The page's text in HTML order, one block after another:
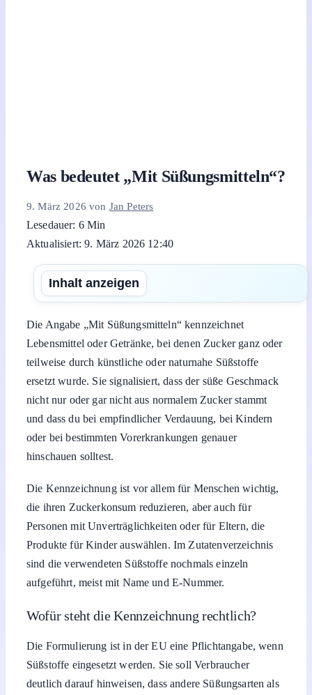
Was bedeutet „Mit Süßungsmitteln“?
9. März 2026 von Jan Peters
Lesedauer: 6 Min
Aktualisiert: 9. März 2026 12:40
Inhalt anzeigen
Die Angabe „Mit Süßungsmitteln“ kennzeichnet
Lebensmittel oder Getränke, bei denen Zucker ganz oder
teilweise durch künstliche oder naturnahe Süßstoffe
ersetzt wurde. Sie signalisiert, dass der süße Geschmack
nicht nur oder gar nicht aus normalem Zucker stammt
und dass du bei empfindlicher Verdauung, bei Kindern
oder bei bestimmten Vorerkrankungen genauer
hinschauen solltest.
Die Kennzeichnung ist vor allem für Menschen wichtig,
die ihren Zuckerkonsum reduzieren, aber auch für
Personen mit Unverträglichkeiten oder für Eltern, die
Produkte für Kinder auswählen. Im Zutatenverzeichnis
sind die verwendeten Süßstoffe nochmals einzeln
aufgeführt, meist mit Name und E-Nummer.
Wofür steht die Kennzeichnung rechtlich?
Die Formulierung ist in der EU eine Pflichtangabe, wenn
Süßstoffe eingesetzt werden. Sie soll Verbraucher
deutlich darauf hinweisen, dass andere Süßungsarten als